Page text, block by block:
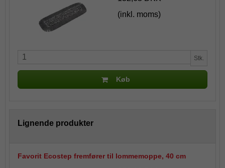
(inkl. moms)
Stk.
Køb
Lignende produkter
Favorit Ecostep fremfører til lommemoppe, 40 cm